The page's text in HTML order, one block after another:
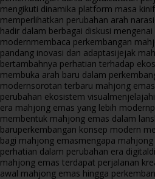
mengikuti dinamika platform masa kini
memperlihatkan perubahan arah
hadir dalam berbagai diskusi
modernmembaca perkembangan
pandang inovasi dan adaptasijejak
bertambahnya perhatian terhadap
membuka arah baru dalam
modernsorotan terbaru mahjong
perubahan ekosistem visual
era mahjong emas yang lebih modern
membentuk mahjong emas dalam
baruperkembangan konsep modern
bagi mahjong emasmengapa
perhatian dalam perubahan era digital
mahjong emas terdapat perjalanan
awal mahjong emas hingga